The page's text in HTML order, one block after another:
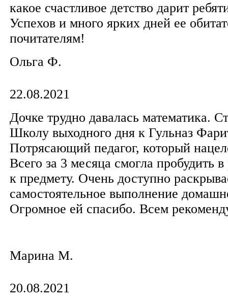
какое счастливое детство дарит
Успехов и много ярких дней ее
почитателям!
Ольга Ф.
22.08.2021
Дочке трудно давалась математика.
Школу выходного дня к Гульназ
Потрясающий педагог, который
Всего за 3 месяца смогла пробудить
к предмету. Очень доступно
самостоятельное выполнение
Огромное ей спасибо. Всем
Марина М.
20.08.2021